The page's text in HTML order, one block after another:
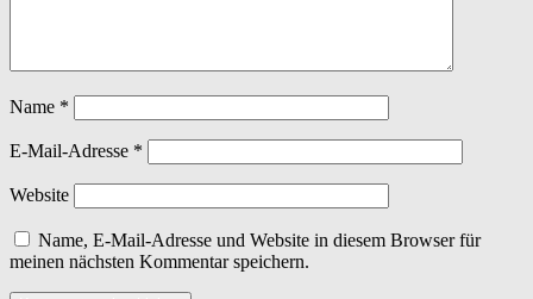
Name *
E-Mail-Adresse *
Website
Name, E-Mail-Adresse und Website in diesem Browser für
meinen nächsten Kommentar speichern.